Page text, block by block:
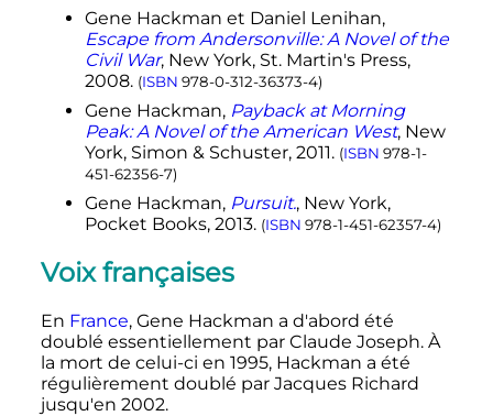
Gene Hackman et Daniel Lenihan,
Escape from Andersonville: A Novel of the
Civil War, New York, St. Martin's Press,
2008. (ISBN 978-0-312-36373-4)
Gene Hackman, Payback at Morning
Peak: A Novel of the American West, New
York, Simon & Schuster, 2011. (ISBN 978-1-
451-62356-7)
Gene Hackman, Pursuit., New York,
Pocket Books, 2013. (ISBN 978-1-451-62357-4)
Voix françaises
En France, Gene Hackman a d'abord été
doublé essentiellement par Claude Joseph. À
la mort de celui-ci en 1995, Hackman a été
régulièrement doublé par Jacques Richard
jusqu'en 2002.